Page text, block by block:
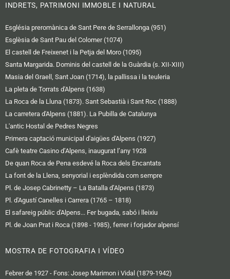
INDRETS, PATRIMONI IMMOBLE I NATURAL
Església preromànica de Sant Pere de Serrallonga (951)
Esglèsia de Sant Pau del Colomer (1074)
El castell de Freixenet i la Petja del Moro (1095)
Santa Margarida. Dominis del castell de la Guàrdia (s. XII-XIII)
Masia del Graell, Sant Joan (1714), la pallissa i la teuleria
La pleta de Torrats d'Alpens (1638)
La Roca de la Lluna (1873). Sant Sebastià i Sant Roc (1888)
La carretera d'Alpens (1881). La Pubilla de Catalunya
L'antic Hostal de Pedres Negres
Primera captació municipal d'aigües d'Alpens (1927)
Cafè teatre Casino d’Alpens, inaugurat l’any 1928
De quan Roca de Pena esdevé la Roca dels Encantats
La font de la Llena, senyorial i esplèndida com sempre
Pl. de Josep Cabrinetty – La Batalla d’Alpens (1873)
Pl. d'Agustí Canelles i Carrera (1765 – 1818)
El safareig públic d'Alpens... Fer bugada, sabó i lleixiu
Pl. de Joan Prat i Roca (1898 - 1985), ferrer i forjador alpensí
MOSTRA DE FOTOGRAFIA I VÍDEO
Febrer de 1927 - Fons: Josep Marimon i Vidal (1879-1942)